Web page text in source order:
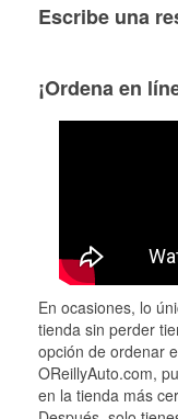
Escribe una
¡Ordena en
En ocasiones, lo
tienda sin perder
opción de ordenar
OReillyAuto.com,
en la tienda más